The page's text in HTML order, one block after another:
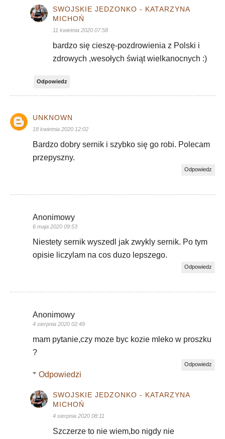
SWOJSKIE JEDZONKO - KATARZYNA
MICHOŃ
11 kwietnia 2020 07:58
bardzo się cieszę-pozdrowienia z Polski i
zdrowych ,wesołych świąt wielkanocnych :)
Odpowiedz
UNKNOWN
18 kwietnia 2020 12:02
Bardzo dobry sernik i szybko się go robi. Polecam
przepyszny.
Odpowiedz
Anonimowy
6 maja 2020 09:53
Niestety sernik wyszedl jak zwykly sernik. Po tym
opisie liczylam na cos duzo lepszego.
Odpowiedz
Anonimowy
4 sierpnia 2020 02:49
mam pytanie,czy moze byc kozie mleko w proszku
?
Odpowiedz
Odpowiedzi
SWOJSKIE JEDZONKO - KATARZYNA
MICHOŃ
4 sierpnia 2020 08:11
Szczerze to nie wiem,bo nigdy nie